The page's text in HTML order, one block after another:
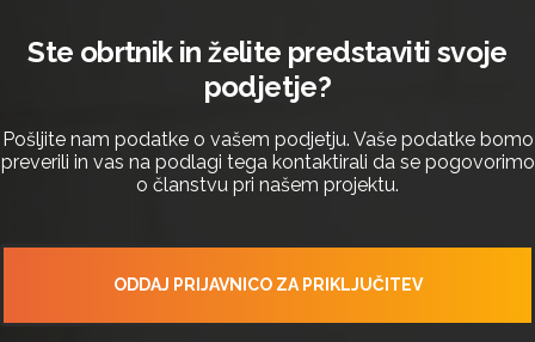
Ste obrtnik in želite predstaviti svoje
podjetje?
Pošljite nam podatke o vašem podjetju. Vaše podatke bomo
preverili in vas na podlagi tega kontaktirali da se pogovorimo
o članstvu pri našem projektu.
ODDAJ PRIJAVNICO ZA PRIKLJUČITEV